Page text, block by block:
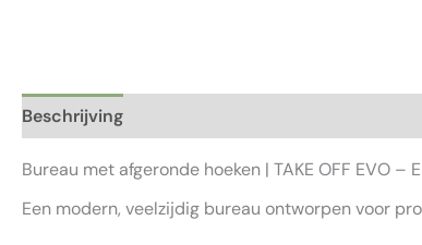
Beschrijving
Bureau met afgeronde hoeken | TAKE OFF EVO
Een modern, veelzijdig bureau ontworpen voor